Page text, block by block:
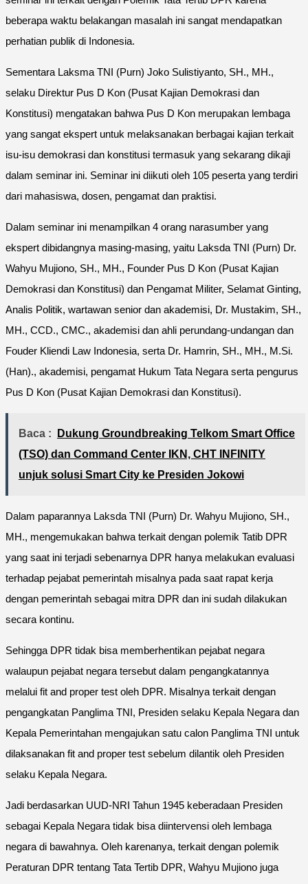
beberapa waktu belakangan masalah ini sangat mendapatkan
perhatian publik di Indonesia.
Sementara Laksma TNI (Purn) Joko Sulistiyanto, SH., MH.,
selaku Direktur Pus D Kon (Pusat Kajian Demokrasi dan
Konstitusi) mengatakan bahwa Pus D Kon merupakan lembaga
yang sangat ekspert untuk melaksanakan berbagai kajian terkait
isu-isu demokrasi dan konstitusi termasuk yang sekarang dikaji
dalam seminar ini. Seminar ini diikuti oleh 105 peserta yang terdiri
dari mahasiswa, dosen, pengamat dan praktisi.
Dalam seminar ini menampilkan 4 orang narasumber yang
ekspert dibidangnya masing-masing, yaitu Laksda TNI (Purn) Dr.
Wahyu Mujiono, SH., MH., Founder Pus D Kon (Pusat Kajian
Demokrasi dan Konstitusi) dan Pengamat Militer, Selamat Ginting,
Analis Politik, wartawan senior dan akademisi, Dr. Mustakim, SH.,
MH., CCD., CMC., akademisi dan ahli perundang-undangan dan
Fouder Kliendi Law Indonesia, serta Dr. Hamrin, SH., MH., M.Si.
(Han)., akademisi, pengamat Hukum Tata Negara serta pengurus
Pus D Kon (Pusat Kajian Demokrasi dan Konstitusi).
Baca :
Dukung Groundbreaking Telkom Smart Office
(TSO) dan Command Center IKN, CHT INFINITY
unjuk solusi Smart City ke Presiden Jokowi
Dalam paparannya Laksda TNI (Purn) Dr. Wahyu Mujiono, SH.,
MH., mengemukakan bahwa terkait dengan polemik Tatib DPR
yang saat ini terjadi sebenarnya DPR hanya melakukan evaluasi
terhadap pejabat pemerintah misalnya pada saat rapat kerja
dengan pemerintah sebagai mitra DPR dan ini sudah dilakukan
secara kontinu.
Sehingga DPR tidak bisa memberhentikan pejabat negara
walaupun pejabat negara tersebut dalam pengangkatannya
melalui fit and proper test oleh DPR. Misalnya terkait dengan
pengangkatan Panglima TNI, Presiden selaku Kepala Negara dan
Kepala Pemerintahan mengajukan satu calon Panglima TNI untuk
dilaksanakan fit and proper test sebelum dilantik oleh Presiden
selaku Kepala Negara.
Jadi berdasarkan UUD-NRI Tahun 1945 keberadaan Presiden
sebagai Kepala Negara tidak bisa diintervensi oleh lembaga
negara di bawahnya. Oleh karenanya, terkait dengan polemik
Peraturan DPR tentang Tata Tertib DPR, Wahyu Mujiono juga